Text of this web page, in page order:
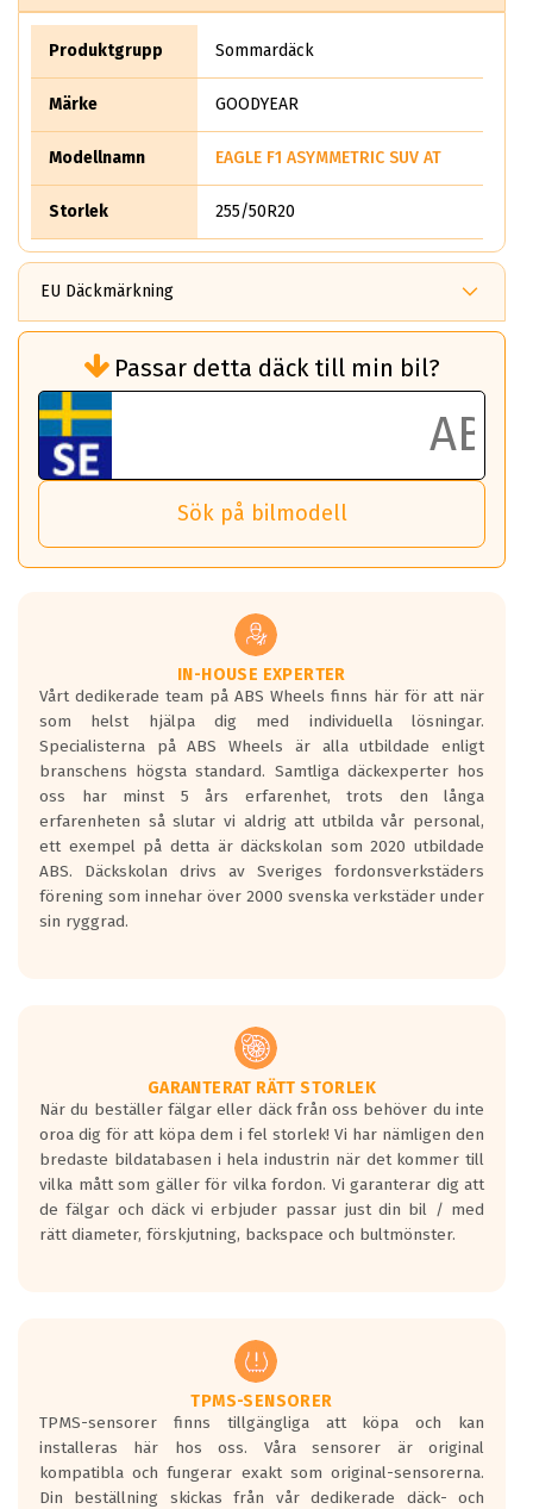
Produktgrupp Sommardäck
Märke GOODYEAR
Modellnamn EAGLE F1 ASYMMETRIC SUV AT
Storlek 255/50R20
EU Däckmärkning
bränsleförbrukningen)
Det ska vara en betygsskala från klass A
till G för rullmotstånd.
Ett klass A däck kommer ha 6,5% bättre
bränsleförbrukning än ett klass G däck.
Det betyder att om man kör 10,000 km,
så sparar man 50 liter bränsle med ett
vilken körstil du använder.
Våtgrepp egenskaper:
Betygsskalan är satt A till F. Där A påvisar
den kortaste bromssträckan och F är den
längsta.
Inga D eller G betyg delas ut för
personbilar och lätta lastbilar.
Betyget sätts efter ett test där däcken
skall bromsa in på en väg där det ligger
0.5-1.5 mm vatten.
I 80km/h kommer skillnaden på
Vid körning i över 50km/h brukar
rullmotståndets ljud överträffa
motorljudet.
På däckmärkningen kommer det finnas
en symbol av ett däck med vågar. Hög
bullernivå markeras med svarta vågor
medans de vita vågorna påvisar om det är
ett tyst däck.
regelverket som introduceras år 2016.
Ett däck med två svarta vågor är redan
godkända för år 2016 nya regelverk.
Ett däck med en svart våg kommer vara
minst tre decibel tystare än det
regelverk som börjar gälla 2016.
Passar detta däck till min bil?
Sök på bilmodell
IN-HOUSE EXPERTER
Vårt dedikerade team på ABS Wheels finns här för att när
som helst hjälpa dig med individuella lösningar.
Specialisterna på ABS Wheels är alla utbildade enligt
branschens högsta standard. Samtliga däckexperter hos
oss har minst 5 års erfarenhet, trots den långa
erfarenheten så slutar vi aldrig att utbilda vår personal,
ett exempel på detta är däckskolan som 2020 utbildade
ABS. Däckskolan drivs av Sveriges fordonsverkstäders
förening som innehar över 2000 svenska verkstäder under
sin ryggrad.
GARANTERAT RÄTT STORLEK
När du beställer fälgar eller däck från oss behöver du inte
oroa dig för att köpa dem i fel storlek! Vi har nämligen den
bredaste bildatabasen i hela industrin när det kommer till
vilka mått som gäller för vilka fordon. Vi garanterar dig att
de fälgar och däck vi erbjuder passar just din bil / med
rätt diameter, förskjutning, backspace och bultmönster.
TPMS-SENSORER
TPMS-sensorer finns tillgängliga att köpa och kan
installeras här hos oss. Våra sensorer är original
kompatibla och fungerar exakt som original-sensorerna.
Din beställning skickas från vår dedikerade däck- och